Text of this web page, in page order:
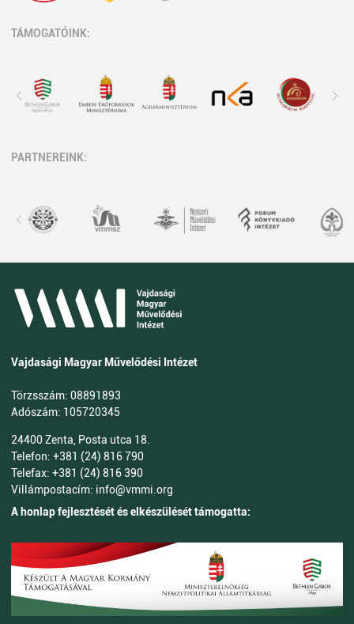
TÁMOGATÓINK:
PARTNEREINK:
Vajdasági Magyar Művelődési Intézet
Törzsszám: 08891893
Adószám: 105720345
24400 Zenta, Posta utca 18.
Telefon: +381 (24) 816 790
Telefax: +381 (24) 816 390
Villámpostacím: info@vmmi.org
A honlap fejlesztését és elkészülését támogatta: